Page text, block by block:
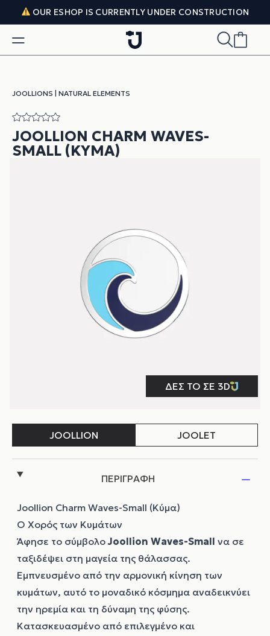
Skip to content
OUR ESHOP IS CURRENTLY UNDER CONSTRUCTION
JOOLLIONS NATURAL ELEMENTS
JOOLLION CHARM WAVES-
SMALL (ΚΎΜΑ)
ΠΕΡΙΓΡΑΦΗ
Joollion Charm Waves-Small (Κύμα)
Ο Χορός των Κυμάτων
Άφησε το σύμβολοJoollion Waves-Small να σε
ταξιδέψει στη μαγεία της θάλασσας.
Εμπνευσμένο από την αρμονική κίνηση των
κυμάτων, αυτό το μοναδικό κόσμημα αναδεικνύει
την ηρεμία και τη δύναμη της φύσης.
Κατασκευασμένο από επιλεγμένο και